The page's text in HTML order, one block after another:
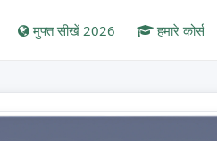
मुफ्त सीखें 2026 हमारे कोर्स